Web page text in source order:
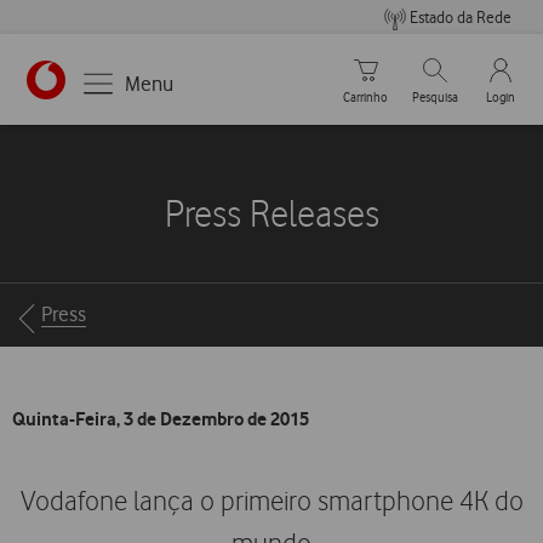
Estado da Rede
https://www.vodafone.pt
Menu
Carrinho de compras
Carrinho
Pesquisar
Pesquisa
My
Login
Press Releases
Breadcrumbs
Press
Quinta-Feira, 3 de Dezembro de 2015
Vodafone lança o primeiro smartphone 4K do